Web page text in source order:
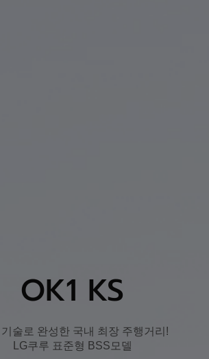
OK1 KS
술로 완성한 국내 최장 주행거리!
LG쿠루 표준형 BSS모델